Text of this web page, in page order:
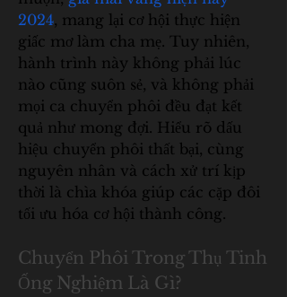
2024, mang lại cơ hội thực hiện
giấc mơ làm cha mẹ. Tuy nhiên,
hành trình này không phải lúc
nào cũng suôn sẻ, và không phải
mọi ca chuyển phôi đều đạt kết
quả như mong đợi. Hiểu rõ dấu
hiệu chuyển phôi thất bại, cùng
nguyên nhân và cách xử trí kịp
thời là chìa khóa giúp các cặp đôi
tối ưu hóa cơ hội thành công.
Chuyển Phôi Trong Thụ Tinh
Ống Nghiệm Là Gì?